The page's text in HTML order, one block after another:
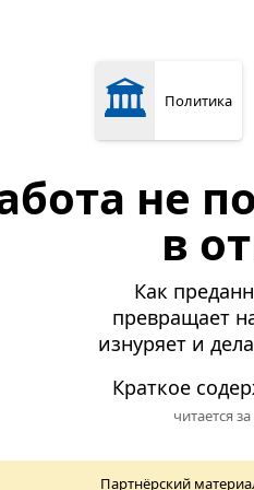
🏛️ Политика
не
в
Как
превращает
изнуряет и
Краткое
читается
Партнёрский